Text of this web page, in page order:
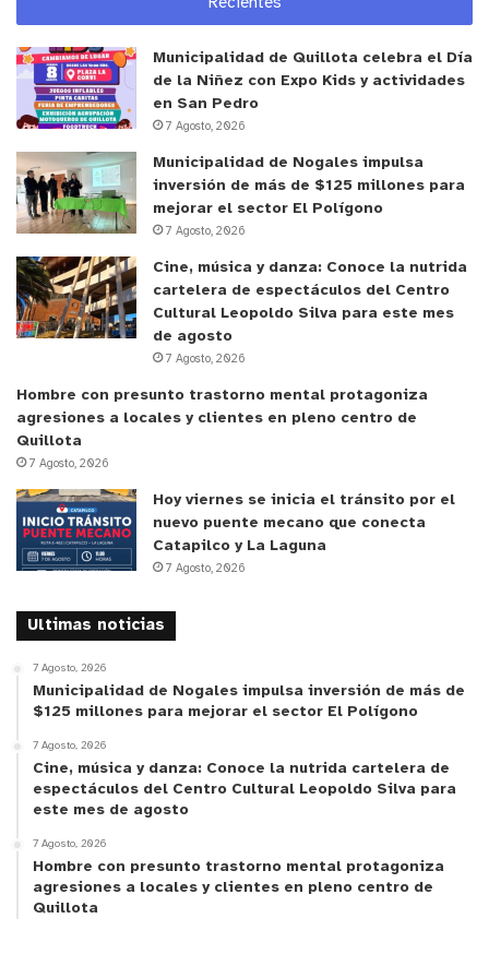
creo que Quillota aparece en el mapa mundial, por
para ir construyendo estas experiencias solidarias,
como la de la Casa de Acogida, donde estamos hoy
día”.
Happytalismo: un nuevo sistema
Luis Gallardo se refirió también al concepto que,
desde hace tiempo, viene planteando y que
desarrolló en su reciente libro, titulado
“Happytalismo: un nuevo sistema para un mundo
feliz”. En 12 capítulos y 140 páginas, el texto parte
de la premisa que la felicidad es un derecho
humano consagrado por la ONU y que todos
queremos alcanzarla, pero que aquello no resulta
por el sistema capitalista. Por tanto, propone ir
más allá y enmendar el rumbo, agregando a ese
modelo económico/político -que consagra la
un poco más de humanidad, conciencia plena,
y el entorno.
Según detalló el autor, “Happytalismo está muy
basado en toda esta filosofía que hemos visto en
Quillota. Es un sistema que se centra en el ‘ser’
la vida, el conocernos como seres humanos y eso,
conseguir un alineamiento tal, que se pueda
expandir al resto de nuestras comunidades. Al
Municipalidad de Quillota celebra el Día
de la Niñez con Expo Kids y actividades
en San Pedro
7 Agosto, 2026
Municipalidad de Nogales impulsa
inversión de más de $125 millones para
mejorar el sector El Polígono
7 Agosto, 2026
Cine, música y danza: Conoce la nutrida
cartelera de espectáculos del Centro
Cultural Leopoldo Silva para este mes
de agosto
7 Agosto, 2026
Hombre con presunto trastorno mental protagoniza
agresiones a locales y clientes en pleno centro de
Quillota
7 Agosto, 2026
Hoy viernes se inicia el tránsito por el
nuevo puente mecano que conecta
Catapilco y La Laguna
7 Agosto, 2026
Ultimas noticias
7 Agosto, 2026
Municipalidad de Nogales impulsa inversión de más de
$125 millones para mejorar el sector El Polígono
7 Agosto, 2026
Cine, música y danza: Conoce la nutrida cartelera de
espectáculos del Centro Cultural Leopoldo Silva para
este mes de agosto
7 Agosto, 2026
Hombre con presunto trastorno mental protagoniza
agresiones a locales y clientes en pleno centro de
Quillota